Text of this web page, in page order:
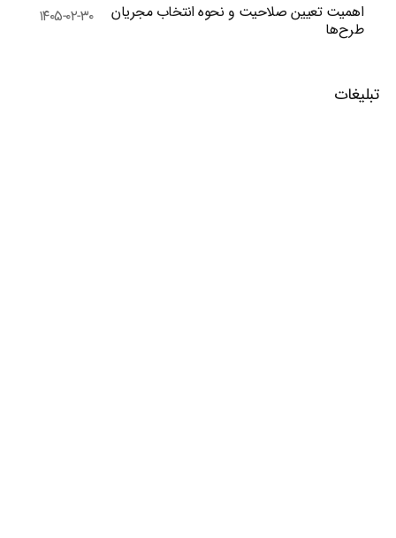
اهمیت تعیین صلاحیت و نحوه انتخاب مجریان
طرح‌ها
۱۴۰۵-۰۲-۳۰
تبلیغات